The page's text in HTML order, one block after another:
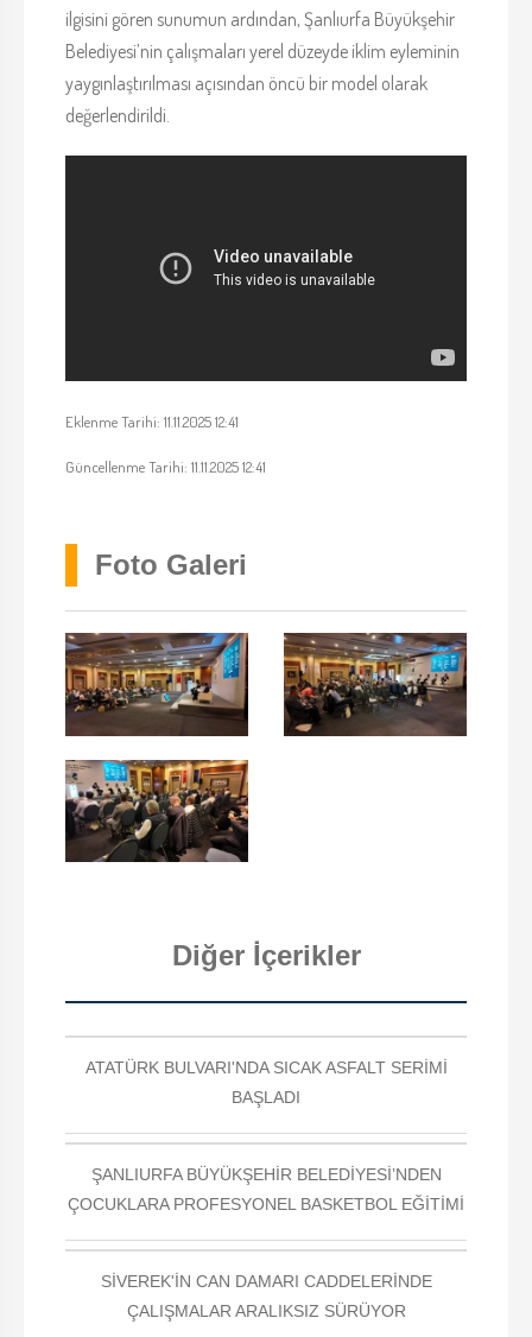
ilgisini gören sunumun ardından, Şanlıurfa Büyükşehir
Belediyesi’nin çalışmaları yerel düzeyde iklim eyleminin
yaygınlaştırılması açısından öncü bir model olarak
değerlendirildi.
Eklenme Tarihi: 11.11.2025 12:41
Güncellenme Tarihi: 11.11.2025 12:41
Foto Galeri
Diğer İçerikler
ATATÜRK BULVARI'NDA SICAK ASFALT SERİMİ
BAŞLADI
ŞANLIURFA BÜYÜKŞEHİR BELEDİYESİ’NDEN
ÇOCUKLARA PROFESYONEL BASKETBOL EĞİTİMİ
SİVEREK'İN CAN DAMARI CADDELERİNDE
ÇALIŞMALAR ARALIKSIZ SÜRÜYOR